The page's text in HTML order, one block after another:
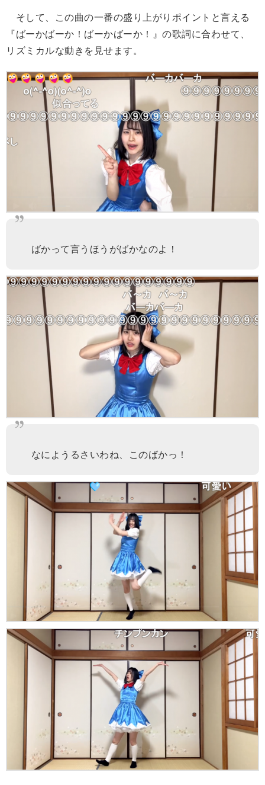
そして、この曲の一番の盛り上がりポイントと言える
『ばーかばーか！ばーかばーか！』の歌詞に合わせて、
リズミカルな動きを見せます。
ばかって言うほうがばかなのよ！
なにようるさいわね、このばかっ！